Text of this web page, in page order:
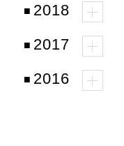
2018
2017
2016